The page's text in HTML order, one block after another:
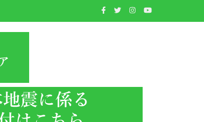
PRESS